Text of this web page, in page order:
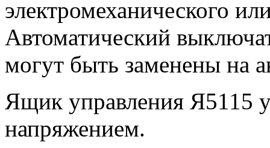
электромеханического
Автоматический
могут быть заменены на
Ящик управления Я5115
напряжением.